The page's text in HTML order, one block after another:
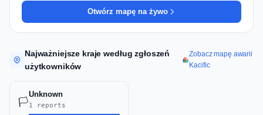
Otwórz mapę na żywo
Najważniejsze kraje według zgłoszeń
użytkowników
Zobacz mapę awarii
Kacific
🏳️
Unknown
1 reports